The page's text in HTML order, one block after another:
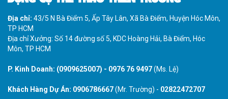
Địa chỉ: 43/5 N Bà Điểm 5, Ấp Tây Lân, Xã Bà Điểm, Huyện Hóc Môn,
TP HCM
Địa chỉ Xưởng: Số 14 đường số 5, KDC Hoàng Hải, Bà Điểm, Hóc
Môn, TP HCM
P. Kinh Doanh: (0909625007) - 0976 76 9497(Ms. Lệ)
Khách Hàng Dự Án: 0906786667(Mr. Trường) - 02822472707